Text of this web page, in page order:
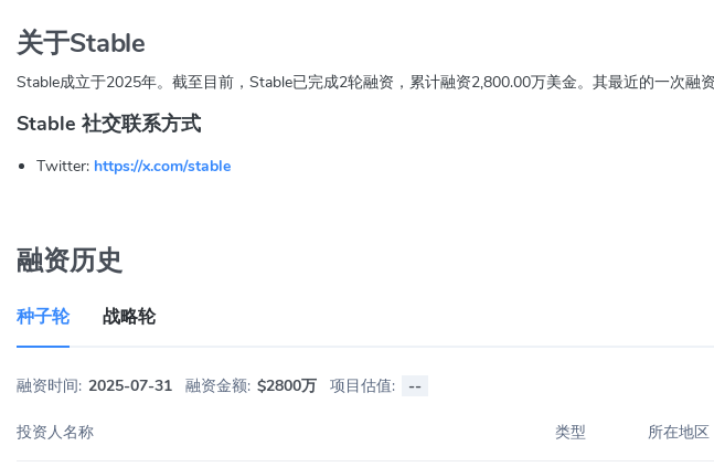
关于Stable
Stable成立于2025年。截至目前，Stable已完成2轮融资，累计融资2,800.00万美金。其最近的一次融
Stable 社交联系方式
Twitter: https://x.com/stable
融资历史
种子轮 战略轮
融资时间: 2025-07-31 融资金额: $2800万 项目估值: --
投资人名称 类型 所在地区